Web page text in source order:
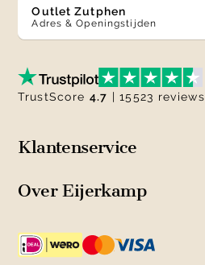
Outlet Zutphen
Adres & Openingstijden
Klantenservice
Over Eijerkamp
TrustScore 4.7 | 15523 reviews